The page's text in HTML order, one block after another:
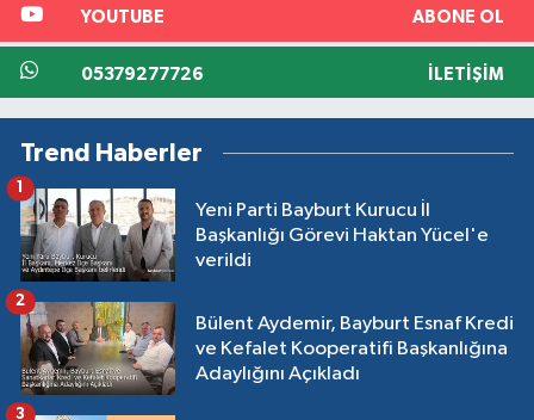
YOUTUBE ABONE OL
05379277726 İLETIŞIM
Trend Haberler
Yeni Parti Bayburt Kurucu İl
Başkanlığı Görevi Haktan Yücel'e
verildi
Bülent Aydemir, Bayburt Esnaf Kredi
ve Kefalet Kooperatifi Başkanlığına
Adaylığını Açıkladı
2
3